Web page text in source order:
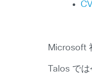
Microsoft
Talos で